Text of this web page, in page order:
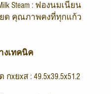
Steam : ฟองนมเนียน
ยด คุณภาพคงที่ทุกแก้ว
งเทคนิค
xยxส : 49.5x39.5x51.2